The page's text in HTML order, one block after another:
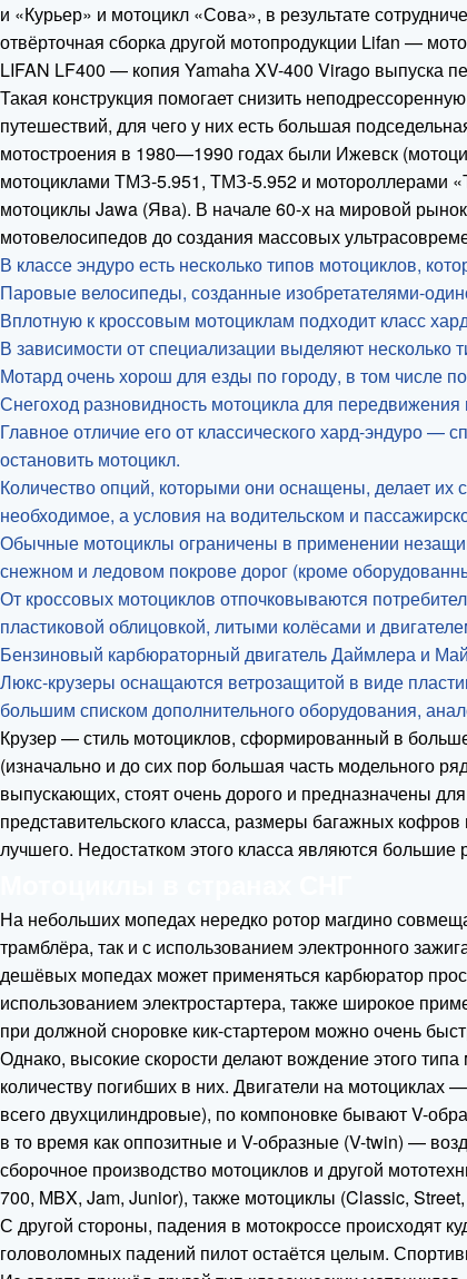
и «Курьер» и мотоцикл «Сова», в результате
отвёрточная сборка другой мотопродукции Lifan —
LIFAN LF400 — копия Yamaha XV-400 Virago выпуска
Такая конструкция помогает снизить
путешествий, для чего у них есть большая
мотостроения в 1980—1990 годах были Ижевск
мотоциклами ТМЗ-5.951, ТМЗ-5.952 и мотороллерами
мотоциклы Jawa (Ява). В начале 60-х на мировой
мотовелосипедов до создания массовых
В классе эндуро есть несколько типов мотоциклов,
Паровые велосипеды, созданные изобретателями-
Вплотную к кроссовым мотоциклам подходит класс
В зависимости от специализации выделяют несколько
Мотард очень хорош для езды по городу, в том числе
Снегоход разновидность мотоцикла для
Главное отличие его от классического хард-эндуро
остановить мотоцикл.
Количество опций, которыми они оснащены, делает
необходимое, а условия на водительском и
Обычные мотоциклы ограничены в применении
снежном и ледовом покрове дорог (кроме
От кроссовых мотоциклов отпочковываются
пластиковой облицовкой, литыми колёсами и
Бензиновый карбюраторный двигатель Даймлера и
Люкс-крузеры оснащаются ветрозащитой в виде
большим списком дополнительного оборудования,
Крузер — стиль мотоциклов, сформированный в
(изначально и до сих пор большая часть модельного
выпускающих, стоят очень дорого и предназначены
представительского класса, размеры багажных
лучшего. Недостатком этого класса являются
На небольших мопедах нередко ротор магдино
трамблёра, так и с использованием электронного
дешёвых мопедах может применяться карбюратор
использованием электростартера, также широкое
при должной сноровке кик-стартером можно очень
Однако, высокие скорости делают вождение этого
количеству погибших в них. Двигатели на
всего двухцилиндровые), по компоновке бывают V-
в то время как оппозитные и V-образные (V-twin) —
сборочное производство мотоциклов и другой
700, MBX, Jam, Junior), также мотоциклы (Classic,
С другой стороны, падения в мотокроссе происходят
головоломных падений пилот остаётся целым.